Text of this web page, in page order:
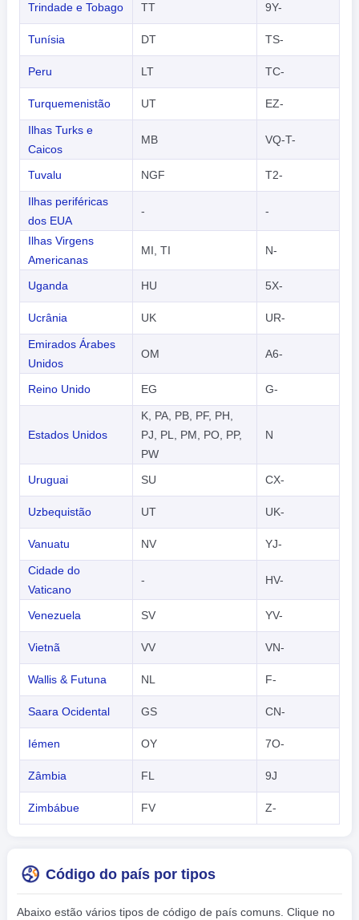
Trindade e Tobago TT 9Y-
Tunísia DT TS-
Peru LT TC-
Turquemenistão UT EZ-
Ilhas Turks e
Caicos
MB VQ-T-
Tuvalu NGF T2-
Ilhas periféricas
dos EUA
- -
Ilhas Virgens
Americanas
MI, TI N-
Uganda HU 5X-
Ucrânia UK UR-
Emirados Árabes
Unidos
OM A6-
Reino Unido EG G-
Estados Unidos
K, PA, PB, PF, PH,
PJ, PL, PM, PO, PP,
PW
N
Uruguai SU CX-
Uzbequistão UT UK-
Vanuatu NV YJ-
Cidade do
Vaticano
- HV-
Venezuela SV YV-
Vietnã VV VN-
Wallis & Futuna NL F-
Saara Ocidental GS CN-
Iémen OY 7O-
Zâmbia FL 9J
Zimbábue FV Z-
Código do país por tipos
Abaixo estão vários tipos de código de país comuns. Clique no